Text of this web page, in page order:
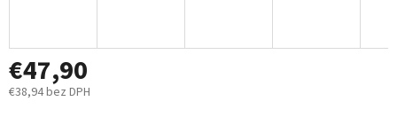
€47,90
€38,94 bez DPH